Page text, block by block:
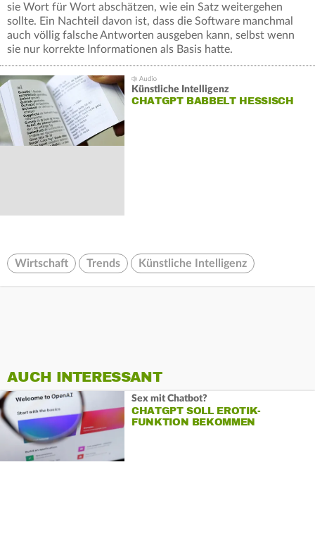
sie Wort für Wort abschätzen, wie ein Satz weitergehen
sollte. Ein Nachteil davon ist, dass die Software manchmal
auch völlig falsche Antworten ausgeben kann, selbst wenn
sie nur korrekte Informationen als Basis hatte.
Künstliche Intelligenz
CHATGPT BABBELT HESSISCH
Wirtschaft Trends Künstliche Intelligenz
AUCH INTERESSANT
Sex mit Chatbot?
CHATGPT SOLL EROTIK-
FUNKTION BEKOMMEN